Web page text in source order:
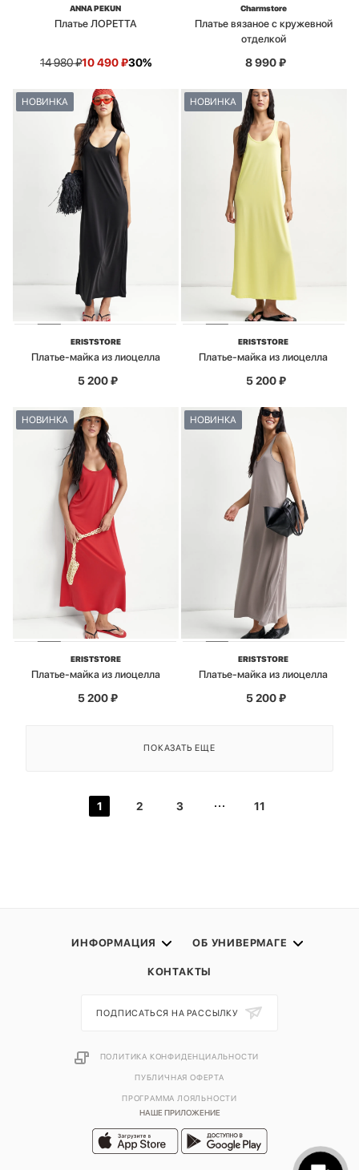
ANNA PEKUN
Платье ЛОРЕТТА
14 980₽10 490₽30%
Charmstore
Платье вязаное с кружевной
отделкой
8 990₽
НОВИНКА
ERISTSTORE
Платье-майка из лиоцелла
5 200₽
НОВИНКА
ERISTSTORE
Платье-майка из лиоцелла
5 200₽
НОВИНКА
ERISTSTORE
Платье-майка из лиоцелла
5 200₽
НОВИНКА
ERISTSTORE
Платье-майка из лиоцелла
5 200₽
ПОКАЗАТЬ ЕЩЕ
1 2 3 11
ИНФОРМАЦИЯ ОБ УНИВЕРМАГЕ
КОНТАКТЫ
НАШЕ ПРИЛОЖЕНИЕ
ПОДПИСАТЬСЯ НА РАССЫЛКУ
ПОЛИТИКА КОНФИДЕНЦИАЛЬНОСТИ
ПУБЛИЧНАЯ ОФЕРТА
ПРОГРАММА ЛОЯЛЬНОСТИ